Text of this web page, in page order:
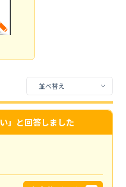
」と回答しました